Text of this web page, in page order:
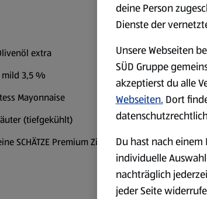
extra
mild 3,5 %
Mayonnaise
(tiefgekühlt)
SCHÄTZE Premium Zitrone
deine Person
Dienste der
Unsere Webseiten
SÜD Gruppe
akzeptierst du alle
Webseiten. Dort
Du hast nach einem
individuelle
nachträglich
jeder Seite